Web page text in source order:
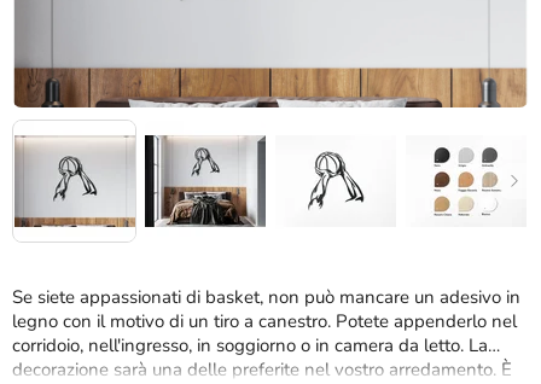
Se siete appassionati di basket, non può mancare un adesivo in
legno con il motivo di un tiro a canestro. Potete appenderlo nel
corridoio, nell'ingresso, in soggiorno o in camera da letto. La
decorazione sarà una delle preferite nel vostro arredamento. È